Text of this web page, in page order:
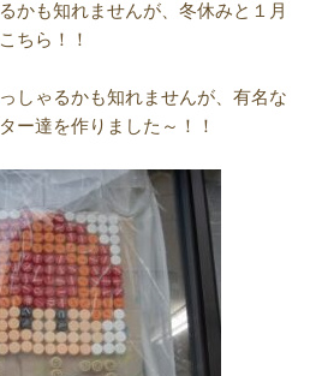
かも知れませんが、冬休みと１月
ちら！！
しゃるかも知れませんが、有名な
ー達を作りました～！！